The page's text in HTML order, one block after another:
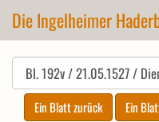
Die Ingelheimer